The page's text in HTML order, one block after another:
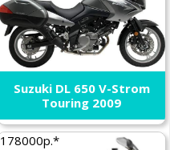
Suzuki DL 650 V-Strom
Touring 2009
178000р.*